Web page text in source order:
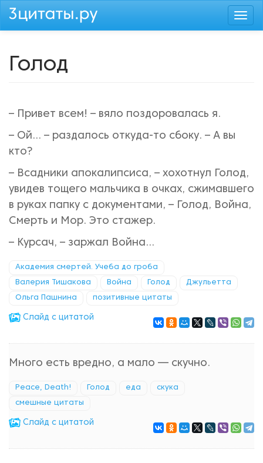
Перейти
Голод
– Привет всем! – вяло поздоровалась я.
– Ой… – раздалось откуда-то сбоку. – А вы
кто?
– Всадники апокалипсиса, – хохотнул Голод,
увидев тощего мальчика в очках, сжимавшего
в руках папку с документами, – Голод, Война,
Смерть и Мор. Это стажер.
– Курсач, – заржал Война...
Академия смертей. Учеба до гроба
Валерия Тишакова Война Голод Джульетта
Ольга Пашнина позитивные цитаты
Cлайд с цитатой
Много есть вредно, а мало — скучно.
Peace, Death! Голод еда скука
смешные цитаты
Cлайд с цитатой